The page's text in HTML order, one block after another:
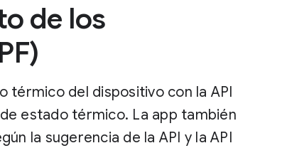
de los
térmico del dispositivo con la API
estado térmico. La app también
la sugerencia de la API y la API